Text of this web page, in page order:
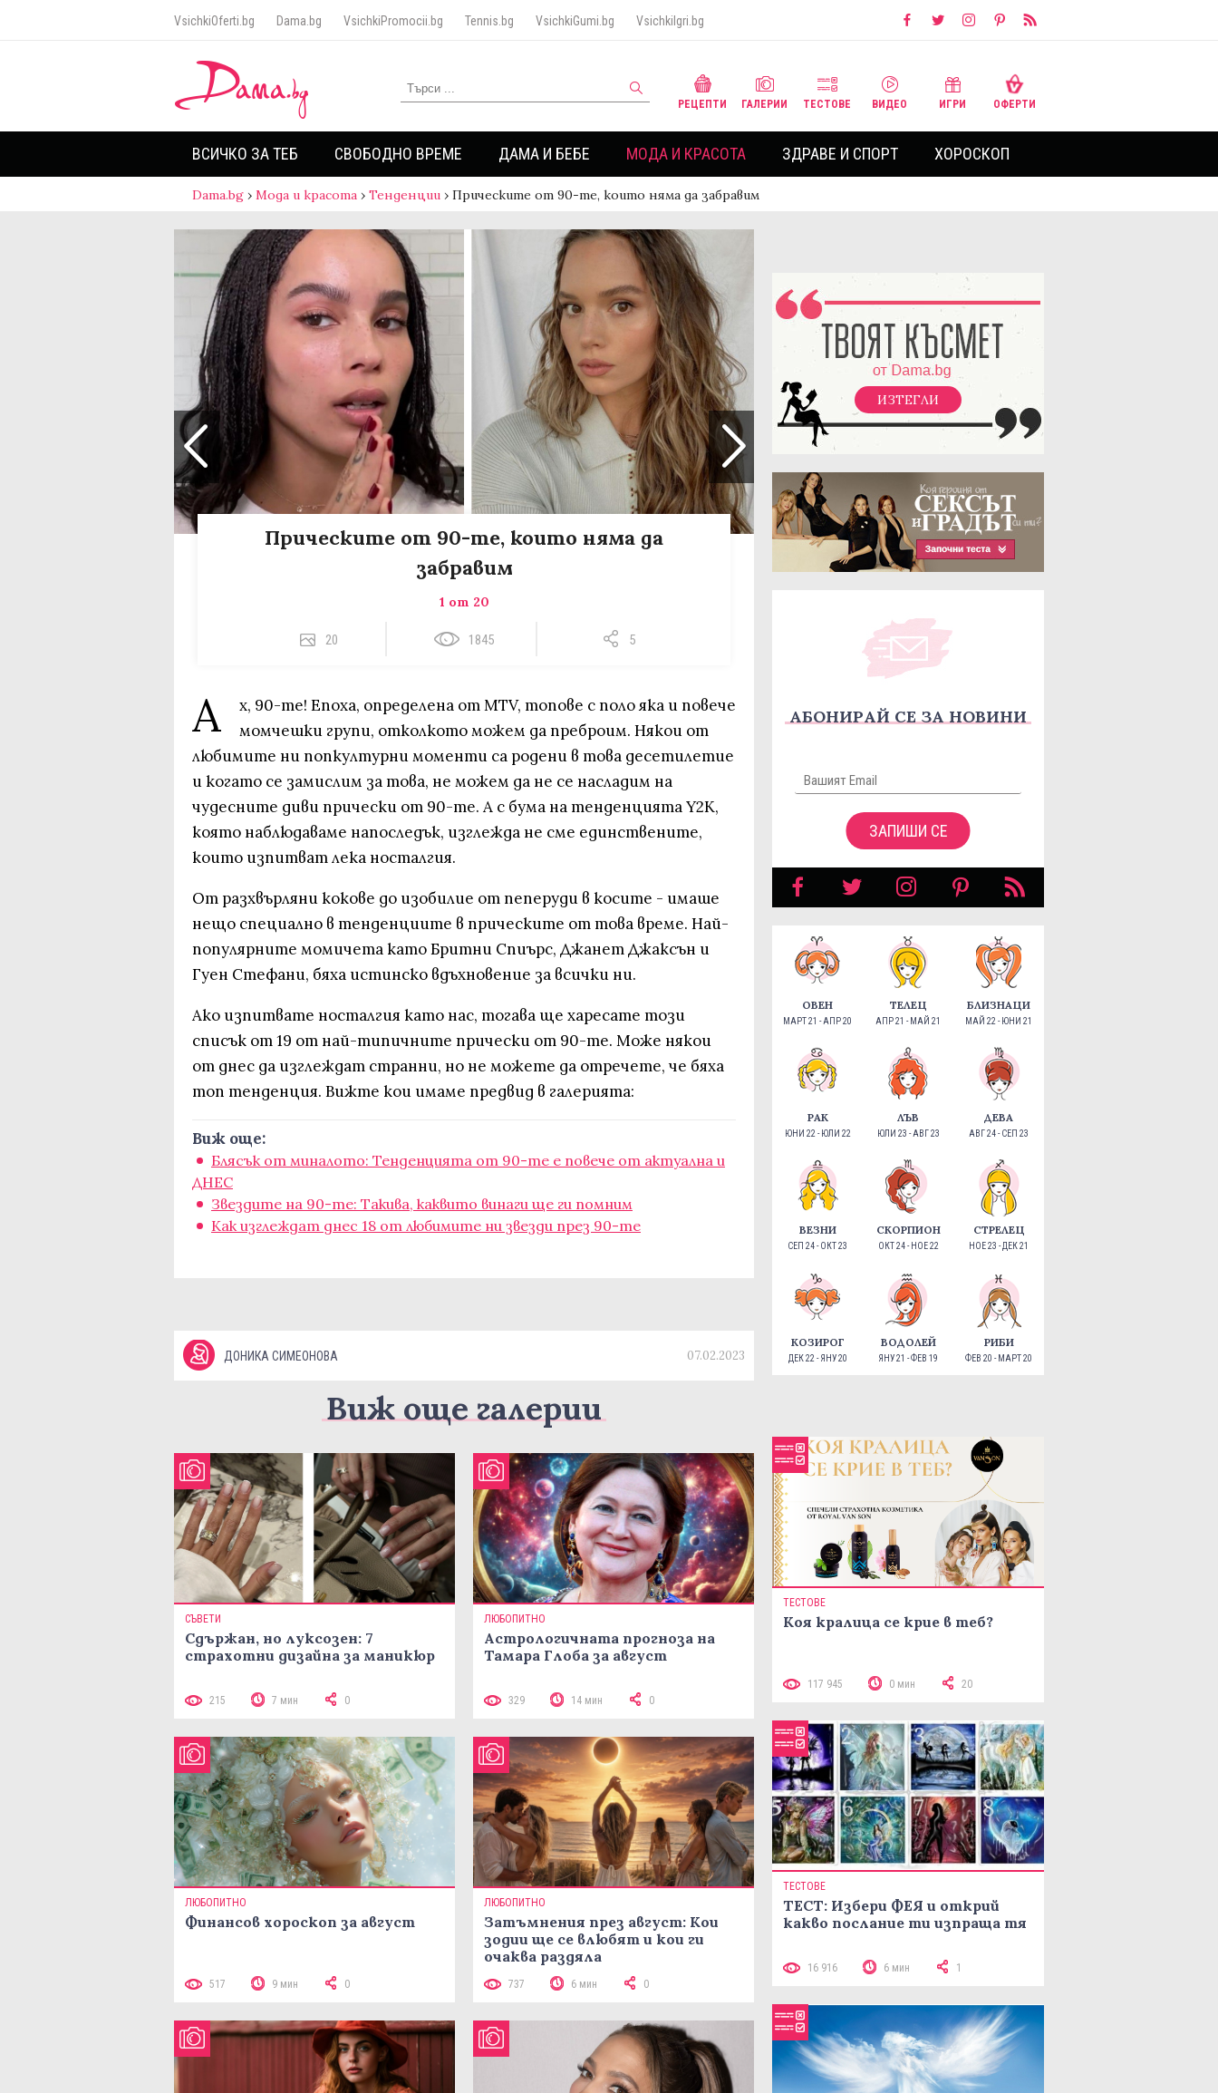
VsichkiOferti.bg Dama.bg VsichkiPromocii.bg Tennis.bg VsichkiGumi.bg VsichkiIgri.bg
РЕЦЕПТИ ГАЛЕРИИ ТЕСТОВЕ ВИДЕО ИГРИ ОФЕРТИ
ВСИЧКО ЗА ТЕБ СВОБОДНО ВРЕМЕ ДАМА И БЕБЕ МОДА И КРАСОТА ЗДРАВЕ И СПОРТ ХОРОСКОП
Dama.bg › Мода и красота › Тенденции › Прическите от 90-те, които няма да забравим
Прическите от 90-те, които няма да
забравим
1 от 20
20 1845 5
А
х, 90-те! Епоха, определена от MTV, топове с поло яка и повече
момчешки групи, отколкото можем да преброим. Някои от
любимите ни попкултурни моменти са родени в това десетилетие
и когато се замислим за това, не можем да не се насладим на
чудесните диви прически от 90-те. А с бума на тенденцията Y2K,
която наблюдаваме напоследък, изглежда не сме единствените,
които изпитват лека носталгия.
От разхвърляни кокове до изобилие от пеперуди в косите - имаше
нещо специално в тенденциите в прическите от това време. Най-
популярните момичета като Бритни Спиърс, Джанет Джаксън и
Гуен Стефани, бяха истинско вдъхновение за всички ни.
Ако изпитвате носталгия като нас, тогава ще харесате този
списък от 19 от най-типичните прически от 90-те. Може някои
от днес да изглеждат странни, но не можете да отречете, че бяха
топ тенденция. Вижте кои имаме предвид в галерията:
Виж още:
Блясък от миналото: Тенденцията от 90-те е повече от актуална и
ДНЕС
Звездите на 90-те: Такива, каквито винаги ще ги помним
Как изглеждат днес 18 от любимите ни звезди през 90-те
ДОНИКА СИМЕОНОВА 07.02.2023
Виж още галерии
СЪВЕТИ
Сдържан, но луксозен: 7
страхотни дизайна за маникюр
215 7 мин 0
ЛЮБОПИТНО
Астрологичната прогноза на
Тамара Глоба за август
329 14 мин 0
ЛЮБОПИТНО
Финансов хороскоп за август
517 9 мин 0
ЛЮБОПИТНО
Затъмнения през август: Кои
зодии ще се влюбят и кои ги
очаква раздяла
737 6 мин 0
ИЗТЕГЛИ
АБОНИРАЙ СЕ ЗА НОВИНИ
ЗАПИШИ СЕ
ОВЕН
МАРТ 21 - АПР 20
ТЕЛЕЦ
АПР 21 - МАЙ 21
БЛИЗНАЦИ
МАЙ 22 - ЮНИ 21
РАК
ЮНИ 22 - ЮЛИ 22
ЛЪВ
ЮЛИ 23 - АВГ 23
ДЕВА
АВГ 24 - СЕП 23
ВЕЗНИ
СЕП 24 - ОКТ 23
СКОРПИОН
ОКТ 24 - НОЕ 22
СТРЕЛЕЦ
НОЕ 23 - ДЕК 21
КОЗИРОГ
ДЕК 22 - ЯНУ 20
ВОДОЛЕЙ
ЯНУ 21 - ФЕВ 19
РИБИ
ФЕВ 20 - МАРТ 20
ТЕСТОВЕ
Коя кралица се крие в теб?
117 945 0 мин 20
ТЕСТОВЕ
ТЕСТ: Избери ФЕЯ и открий
какво послание ти изпраща тя
16 916 6 мин 1